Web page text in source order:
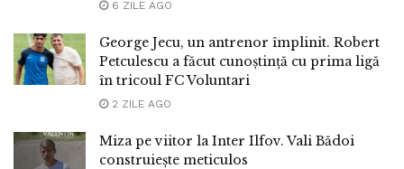
6 ZILE AGO
George Jecu, un antrenor împlinit. Robert
Petculescu a făcut cunoștință cu prima ligă
în tricoul FC Voluntari
2 ZILE AGO
Miza pe viitor la Inter Ilfov. Vali Bădoi
construiește meticulos